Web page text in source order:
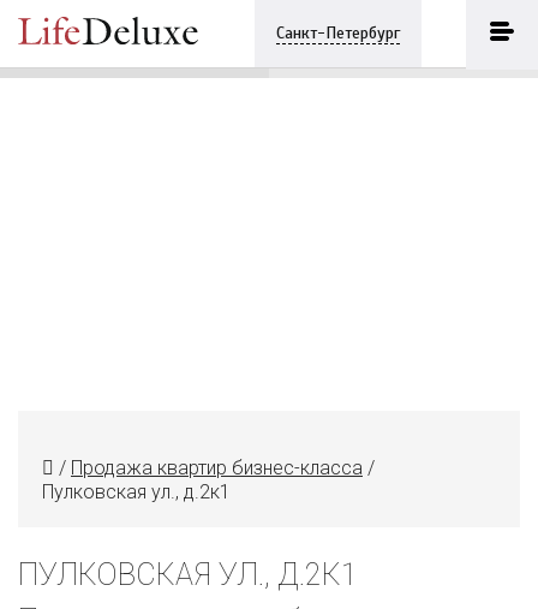
Санкт-Петербург
/ Продажа квартир бизнес-класса /
Пулковская ул., д.2к1
ПУЛКОВСКАЯ УЛ., Д.2К1
Пулковская ул., д.2к1
+7 (812) 3330243 ПОЗВОНИТЬ